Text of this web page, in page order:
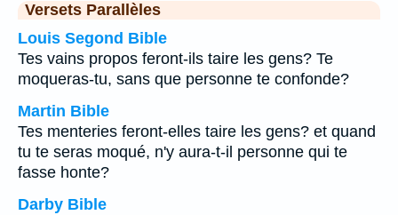
Versets Parallèles
Louis Segond Bible
Tes vains propos feront-ils taire les gens? Te
moqueras-tu, sans que personne te confonde?
Martin Bible
Tes menteries feront-elles taire les gens? et quand
tu te seras moqué, n'y aura-t-il personne qui te
fasse honte?
Darby Bible